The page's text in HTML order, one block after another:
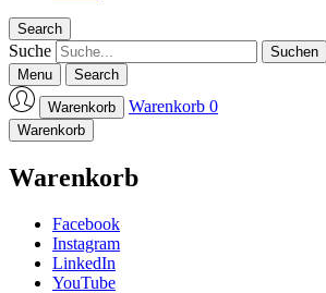
Search
Suche
Menu Search
Laufmeter-Shop
Warenkorb Warenkorb 0
Warenkorb
Warenkorb
Facebook
Instagram
LinkedIn
YouTube